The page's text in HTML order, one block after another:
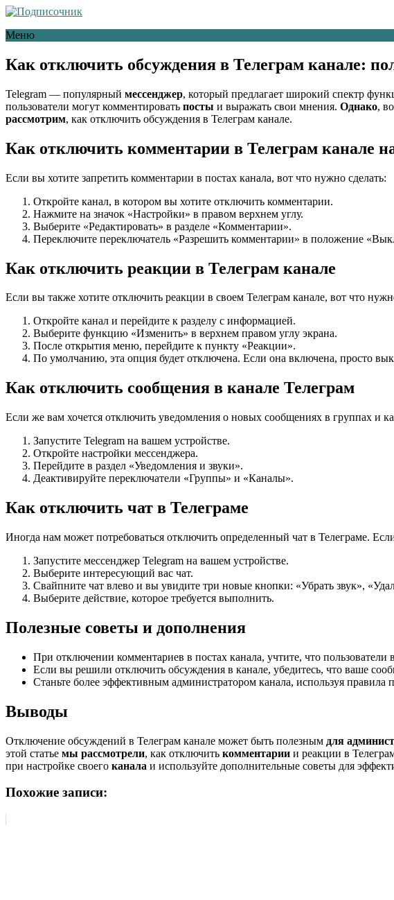
Меню
Как отключить обсуждения в Телеграм канале:
Telegram — популярный мессенджер, который предлагает широкий спектр
пользователи могут комментировать посты и выражать свои мнения. Однако,
рассмотрим, как отключить обсуждения в Телеграм канале.
Как отключить комментарии в Телеграм канале
Если вы хотите запретить комментарии в постах канала, вот что нужно сделать:
Откройте канал, в котором вы хотите отключить комментарии.
Нажмите на значок «Настройки» в правом верхнем углу.
Выберите «Редактировать» в разделе «Комментарии».
Переключите переключатель «Разрешить комментарии» в положение
Как отключить реакции в Телеграм канале
Если вы также хотите отключить реакции в своем Телеграм канале, вот что
Откройте канал и перейдите к разделу с информацией.
Выберите функцию «Изменить» в верхнем правом углу экрана.
После открытия меню, перейдите к пункту «Реакции».
По умолчанию, эта опция будет отключена. Если она включена, просто
Как отключить сообщения в канале Телеграм
Если же вам хочется отключить уведомления о новых сообщениях в группах и
Запустите Telegram на вашем устройстве.
Откройте настройки мессенджера.
Перейдите в раздел «Уведомления и звуки».
Деактивируйте переключатели «Группы» и «Каналы».
Как отключить чат в Телеграме
Иногда нам может потребоваться отключить определенный чат в Телеграме.
Запустите мессенджер Telegram на вашем устройстве.
Выберите интересующий вас чат.
Свайпните чат влево и вы увидите три новые кнопки: «Убрать звук»,
Выберите действие, которое требуется выполнить.
Полезные советы и дополнения
При отключении комментариев в постах канала, учтите, что
Если вы решили отключить обсуждения в канале, убедитесь, что ваше
Станьте более эффективным администратором канала, используя
Выводы
Отключение обсуждений в Телеграм канале может быть полезным для
этой статье мы рассмотрели, как отключить комментарии и реакции в
при настройке своего канала и используйте дополнительные советы для
Похожие записи: